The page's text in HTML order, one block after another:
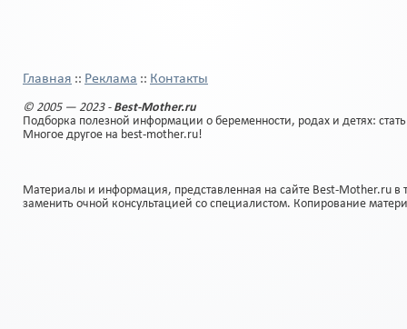
Главная :: Реклама :: Контакты
© 2005 — 2023 - Best-Mother.ru
Подборка полезной информации о беременности, родах и детях:
Многое другое на best-mother.ru!
Материалы и информация, представленная на сайте Best-Mother.ru
заменить очной консультацией со специалистом. Копирование